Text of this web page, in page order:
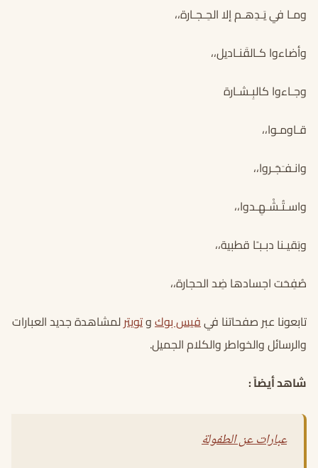
ومـا في يَـدِهـم إلا الحِـجـارة،،
وأضاءوا كـالقَنـاديل،،
وجـاءوا كالبِـشـارة
قـاومـوا،،
وانـفـَجَـروا،،
واسـتُـشْـهِـدوا،،
وبَقيـنا دبـبـًا قطبية،،
صُفِحَت اجسادها ضِد الحجارة،،
تابعونا عبر صفحاتنا فيفيس بوكوتويترلمشاهدة جديد العبارات
والرسائل والخواطر والكلام الجميل.
شاهد أيضاً :
عبارات عن الطفولة